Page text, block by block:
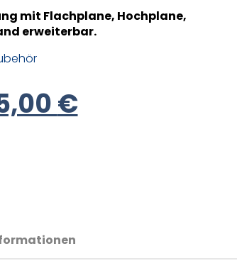
mit Flachplane, Hochplane,
erweiterbar.
€